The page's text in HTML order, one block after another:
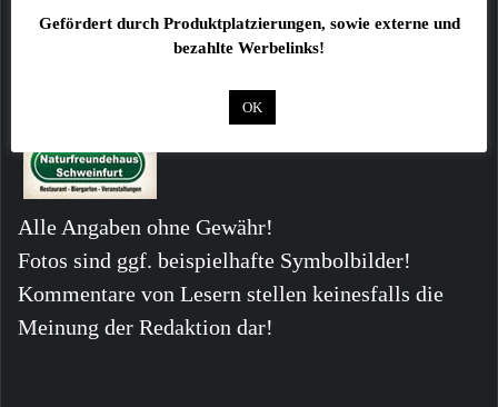
Klärung der Haftfrage vorzuführen.
Alle Angaben ohne Gewähr!
Fotos sind ggf. beispielhafte Symbolbilder!
Kommentare von Lesern stellen keinesfalls die
Meinung der Redaktion dar!
Gefördert durch Produktplatzierungen, sowie externe und
bezahlte Werbelinks!
OK